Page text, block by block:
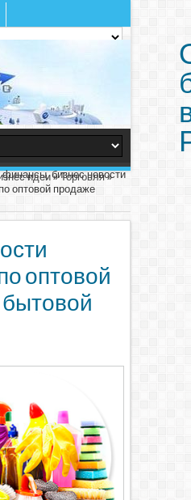
бизнес новости
идеи»Торговля»
оптовой продаже
оптовой